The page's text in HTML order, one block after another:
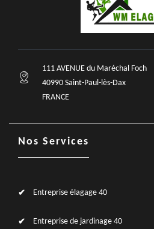
111 AVENUE du Maréchal Foch
40990 Saint-Paul-lès-Dax
FRANCE
Nos Services
Entreprise élagage 40
Entreprise de jardinage 40